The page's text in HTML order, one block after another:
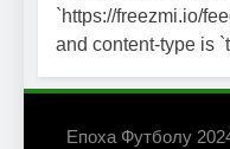
`https://freezmi.io/
and content-type is
Епоха Футболу